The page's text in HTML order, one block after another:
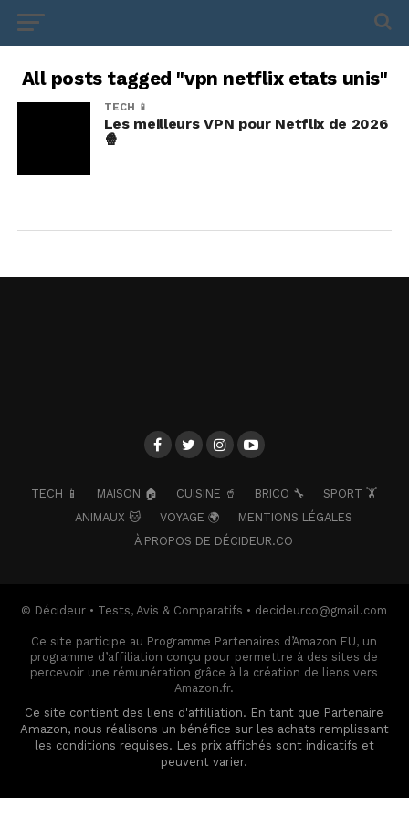
All posts tagged "vpn netflix etats unis"
TECH 📱
Les meilleurs VPN pour Netflix de 2026
🍿
TECH 📱 MAISON 🏠 CUISINE 🥤 BRICO 🔧
SPORT 🏋️
ANIMAUX 🐱
VOYAGE 🌍
MENTIONS LÉGALES
À PROPOS DE DÉCIDEUR.CO
© Décideur • Tests, Avis & Comparatifs • decideurco@gmail.com
Ce site participe au Programme Partenaires d’Amazon EU, un
programme d’affiliation conçu pour permettre à des sites de
percevoir une rémunération grâce à la création de liens vers
Amazon.fr.
Ce site contient des liens d'affiliation. En tant que Partenaire
Amazon, nous réalisons un bénéfice sur les achats remplissant
les conditions requises. Les prix affichés sont indicatifs et
peuvent varier.